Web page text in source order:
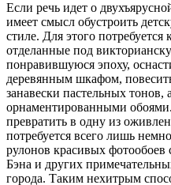
Если речь идет о
имеет смысл обустроить
стиле. Для этого потребуется
отделанные под
понравившуюся эпоху,
деревянным шкафом,
занавески пастельных тонов,
орнаментированными
превратить в одну из
потребуется всего лишь
рулонов красивых
Бэна и других
города. Таким нехитрым